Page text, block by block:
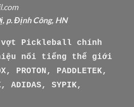
p. Định Công, HN
Pickleball chính
nổi tiếng thế giới
PROTON, PADDLETEK,
ADIDAS, SYPIK,